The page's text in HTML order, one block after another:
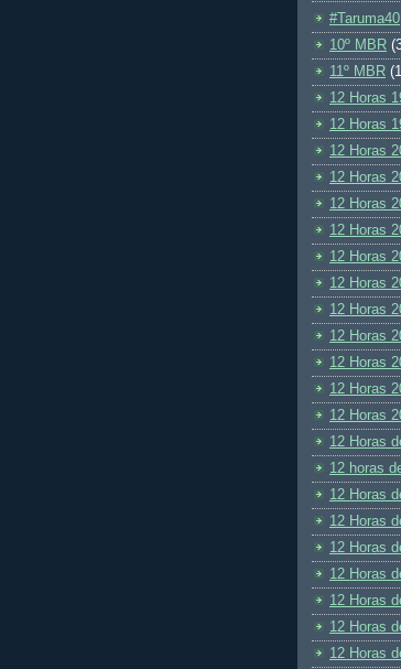
#Taruma40
10º MBR
11º MBR
12 Horas
12 Horas
12 Horas
12 Horas
12 Horas
12 Horas
12 Horas
12 Horas
12 Horas
12 Horas
12 Horas
12 Horas
12 Horas
12 Horas
12 horas
12 Horas
12 Horas
12 Horas
12 Horas
12 Horas
12 Horas
12 Horas